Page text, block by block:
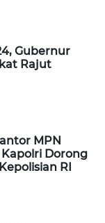
Gubernur
Rajut
MPN
Dorong
RI